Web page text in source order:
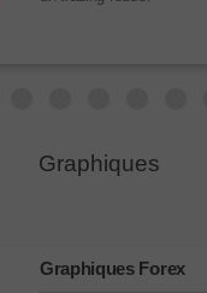
Graphiques
Graphiques Forex